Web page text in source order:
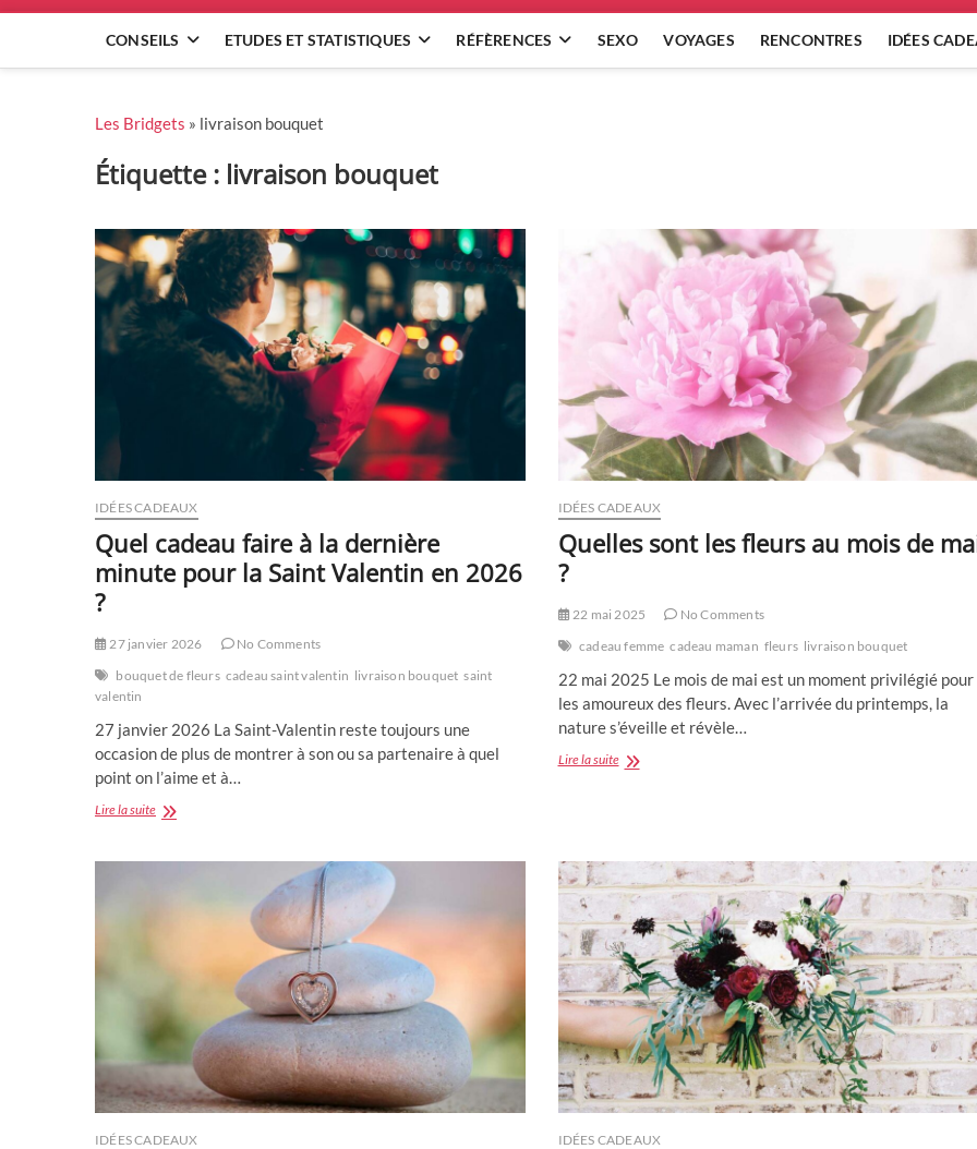
CONSEILS ETUDES ET STATISTIQUES RÉFÈRENCES SEXO VOYAGES RENCONTRES IDÉES
Les Bridgets » livraison bouquet
Étiquette : livraison bouquet
IDÉES CADEAUX
Quel cadeau faire à la dernière
minute pour la Saint Valentin en 2026
?
27 janvier 2026
No Comments
bouquet de fleurs cadeau saint valentin livraison bouquet saint
valentin
27 janvier 2026 La Saint-Valentin reste toujours une
occasion de plus de montrer à son ou sa partenaire à quel
point on l’aime et à…
Lire la suiteQuel
Valentin
en
2026
?
IDÉES CADEAUX
Quelles sont les fleurs au mois de
?
22 mai 2025
No Comments
cadeau femme cadeau maman fleurs livraison bouquet
22 mai 2025 Le mois de mai est un moment privilégié pour
les amoureux des fleurs. Avec l’arrivée du printemps, la
nature s’éveille et révèle…
Lire la suiteQuelles
mai
?
IDÉES CADEAUX IDÉES CADEAUX